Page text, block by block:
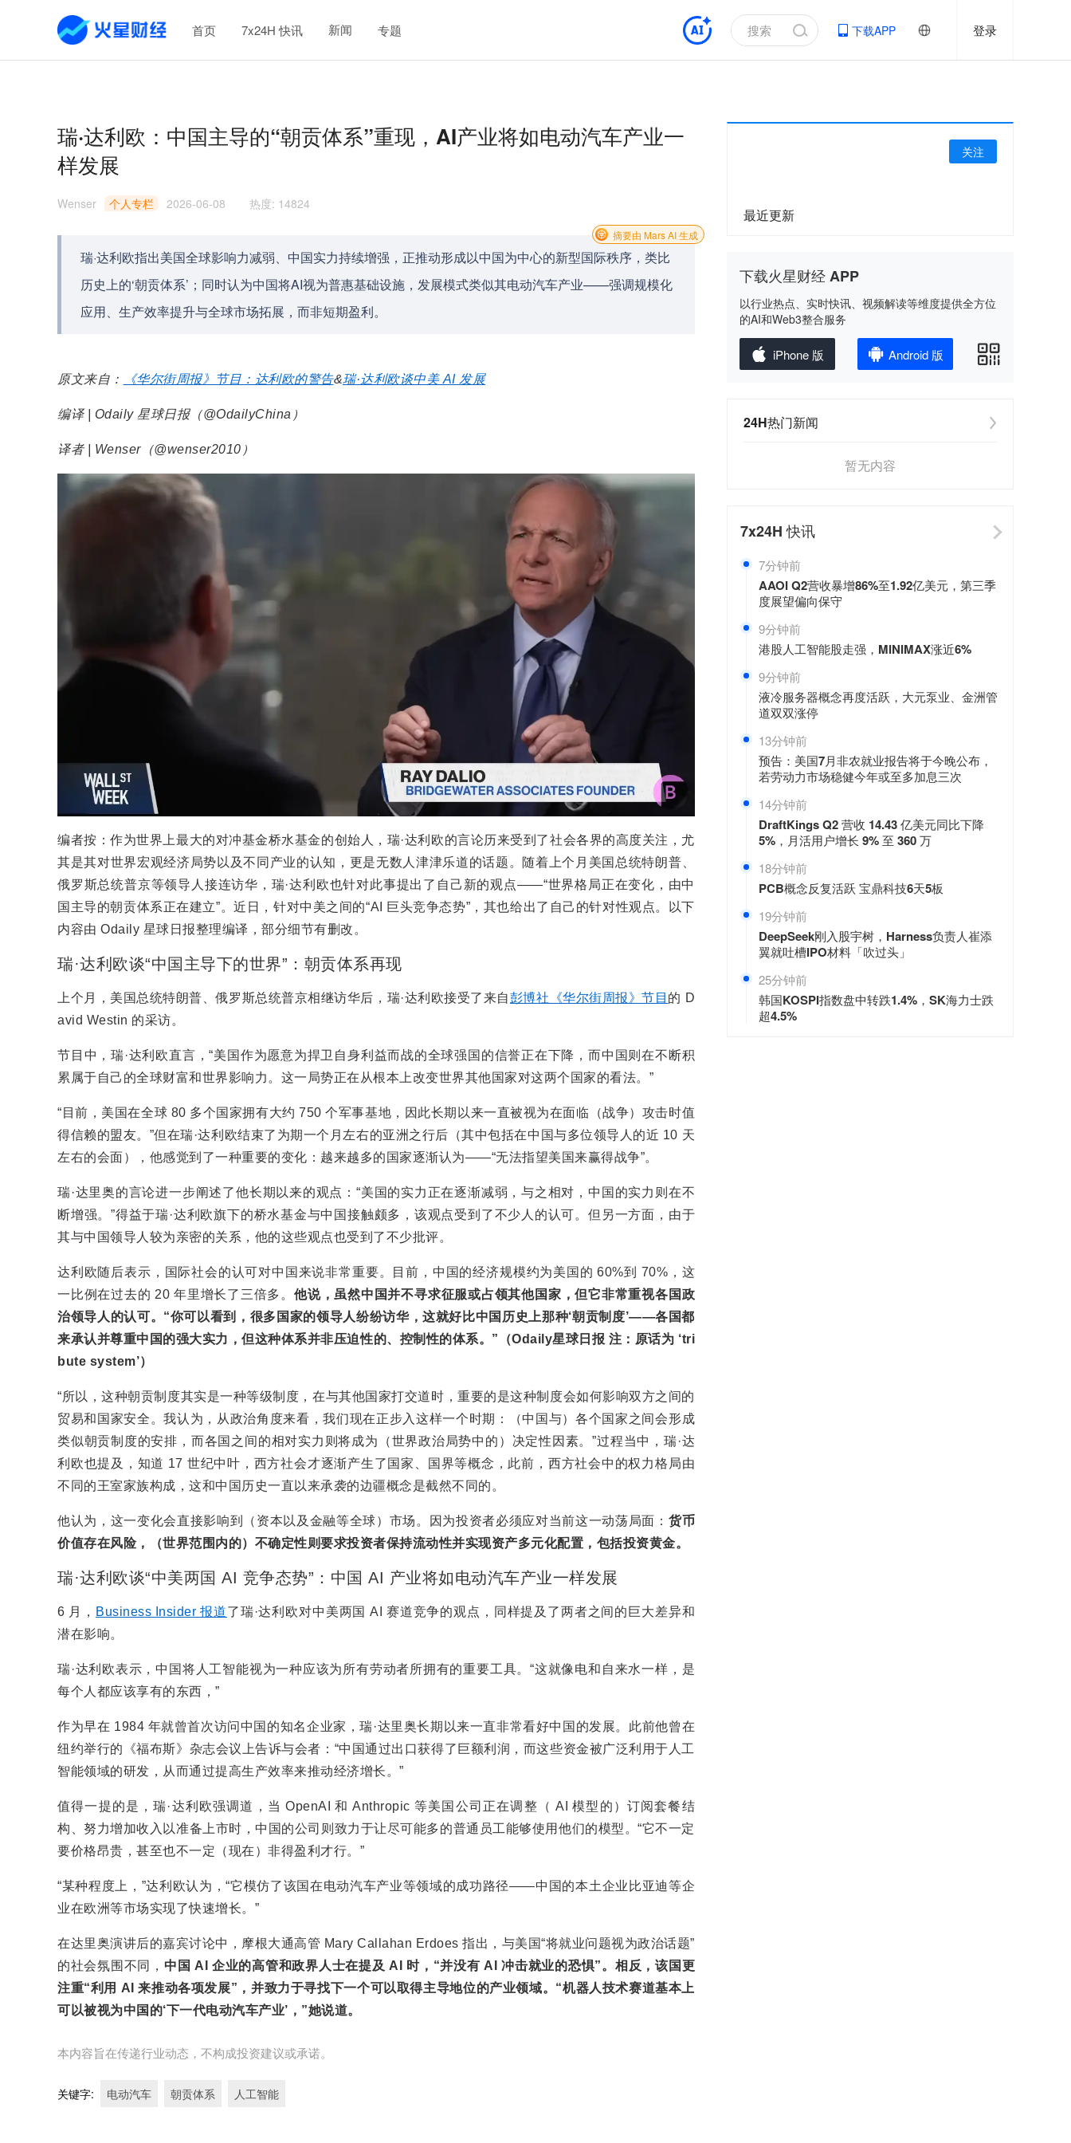
首页 7x24H 快讯 新闻 专题 下载APP 登录
瑞·达利欧：中国主导的“朝贡体系”重现，AI产业将如电动汽车产业一
样发展
Wenser 个人专栏 2026-06-08 热度: 14824
瑞·达利欧指出美国全球影响力减弱、中国实力持续增强，正推动形成以中国为中心的新型国际秩序，类比
历史上的‘朝贡体系’；同时认为中国将AI视为普惠基础设施，发展模式类似其电动汽车产业——强调规模化
应用、生产效率提升与全球市场拓展，而非短期盈利。
摘要由 Mars AI 生成
原文来自： 《华尔街周报》节目：达利欧的警告&瑞·达利欧谈中美 AI 发展
编译 | Odaily 星球日报（@OdailyChina ）
译者 | Wenser（@wenser2010 ）
编者按：作为世界上最大的对冲基金桥水基金的创始人，瑞·达利欧的言论历来受到了社会各界的高度关注，尤
其是其对世界宏观经济局势以及不同产业的认知，更是无数人津津乐道的话题。随着上个月美国总统特朗普、
俄罗斯总统普京等领导人接连访华，瑞·达利欧也针对此事提出了自己新的观点——“世界格局正在变化，由中
国主导的朝贡体系正在建立”。近日，针对中美之间的“AI 巨头竞争态势”，其也给出了自己的针对性观点。以下
内容由 Odaily 星球日报整理编译，部分细节有删改。
瑞·达利欧谈“中国主导下的世界”：朝贡体系再现
上个月，美国总统特朗普、俄罗斯总统普京相继访华后，瑞·达利欧接受了来自彭博社《华尔街周报》节目 的 D
avid Westin 的采访。
节目中，瑞·达利欧直言，“美国作为愿意为捍卫自身利益而战的全球强国的信誉正在下降，而中国则在不断积
累属于自己的全球财富和世界影响力。这一局势正在从根本上改变世界其他国家对这两个国家的看法。”
“目前，美国在全球 80 多个国家拥有大约 750 个军事基地，因此长期以来一直被视为在面临（战争）攻击时值
得信赖的盟友。”但在瑞·达利欧结束了为期一个月左右的亚洲之行后（其中包括在中国与多位领导人的近 10 天
左右的会面），他感觉到了一种重要的变化：越来越多的国家逐渐认为——“无法指望美国来赢得战争”。
瑞·达里奥的言论进一步阐述了他长期以来的观点：“美国的实力正在逐渐减弱，与之相对，中国的实力则在不
断增强。”得益于瑞·达利欧旗下的桥水基金与中国接触颇多，该观点受到了不少人的认可。但另一方面，由于
其与中国领导人较为亲密的关系，他的这些观点也受到了不少批评。
达利欧随后表示，国际社会的认可对中国来说非常重要。目前，中国的经济规模约为美国的 60%到 70%，这
一比例在过去的 20 年里增长了三倍多。 他说，虽然中国并不寻求征服或占领其他国家，但它非常重视各国政
治领导人的认可。“你可以看到，很多国家的领导人纷纷访华，这就好比中国历史上那种‘朝贡制度’——各国都
来承认并尊重中国的强大实力，但这种体系并非压迫性的、控制性的体系。”（Odaily星球日报 注：原话为 ‘tri
bute system’）
“所以，这种朝贡制度其实是一种等级制度，在与其他国家打交道时，重要的是这种制度会如何影响双方之间的
贸易和国家安全。我认为，从政治角度来看，我们现在正步入这样一个时期：（中国与）各个国家之间会形成
类似朝贡制度的安排，而各国之间的相对实力则将成为（世界政治局势中的）决定性因素。”过程当中，瑞·达
利欧也提及，知道 17 世纪中叶，西方社会才逐渐产生了国家、国界等概念，此前，西方社会中的权力格局由
不同的王室家族构成，这和中国历史一直以来承袭的边疆概念是截然不同的。
他认为，这一变化会直接影响到（资本以及金融等全球）市场。因为投资者必须应对当前这一动荡局面： 货币
价值存在风险，（世界范围内的）不确定性则要求投资者保持流动性并实现资产多元化配置，包括投资黄金。
瑞·达利欧谈“中美两国 AI 竞争态势”：中国 AI 产业将如电动汽车产业一样发展
6 月， Business Insider 报道了瑞·达利欧对中美两国 AI 赛道竞争的观点，同样提及了两者之间的巨大差异和
潜在影响。
瑞·达利欧表示，中国将人工智能视为一种应该为所有劳动者所拥有的重要工具。“这就像电和自来水一样，是
每个人都应该享有的东西，”
作为早在 1984 年就曾首次访问中国的知名企业家，瑞·达里奥长期以来一直非常看好中国的发展。此前他曾在
纽约举行的《福布斯》杂志会议上告诉与会者：“中国通过出口获得了巨额利润，而这些资金被广泛利用于人工
智能领域的研发，从而通过提高生产效率来推动经济增长。”
值得一提的是，瑞·达利欧强调道，当 OpenAI 和 Anthropic 等美国公司正在调整（ AI 模型的）订阅套餐结
构、努力增加收入以准备上市时，中国的公司则致力于让尽可能多的普通员工能够使用他们的模型。“它不一定
要价格昂贵，甚至也不一定（现在）非得盈利才行。”
“某种程度上，”达利欧认为，“它模仿了该国在电动汽车产业等领域的成功路径——中国的本土企业比亚迪等企
业在欧洲等市场实现了快速增长。”
在达里奥演讲后的嘉宾讨论中，摩根大通高管 Mary Callahan Erdoes 指出，与美国“将就业问题视为政治话题”
的社会氛围不同， 中国 AI 企业的高管和政界人士在提及 AI 时，“并没有 AI 冲击就业的恐惧”。相反，该国更
注重“利用 AI 来推动各项发展”，并致力于寻找下一个可以取得主导地位的产业领域。“机器人技术赛道基本上
可以被视为中国的‘下一代电动汽车产业’，”她说道。
本内容旨在传递行业动态，不构成投资建议或承诺。
关键字: 电动汽车 朝贡体系 人工智能
关注
最近更新
下载火星财经 APP
以行业热点、实时快讯、视频解读等维度提供全方位
的AI和Web3整合服务
iPhone 版 Android 版
24H热门新闻
暂无内容
7x24H快讯
7分钟前
AAOI Q2营收暴增86%至1.92亿美元，第三季
度展望偏向保守
9分钟前
港股人工智能股走强，MINIMAX涨近6%
9分钟前
液冷服务器概念再度活跃，大元泵业、金洲管
道双双涨停
13分钟前
预告：美国7月非农就业报告将于今晚公布，
若劳动力市场稳健今年或至多加息三次
14分钟前
DraftKings Q2 营收 14.43 亿美元同比下降
5%，月活用户增长 9% 至 360 万
18分钟前
PCB概念反复活跃 宝鼎科技6天5板
19分钟前
DeepSeek刚入股宇树，Harness负责人崔添
翼就吐槽IPO材料「吹过头」
25分钟前
韩国KOSPI指数盘中转跌1.4%，SK海力士跌
超4.5%